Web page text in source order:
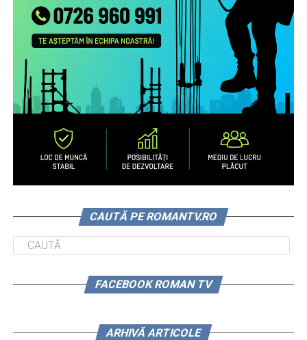
CAUTĂ PE ROMANTV.RO
FACEBOOK ROMAN TV
ARHIVĂ ARTICOLE